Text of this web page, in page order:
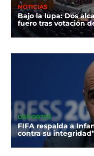
NOTICIAS
Bajo la lupa: Dos
fuero tras votación
DEPORTES
FIFA respalda a
contra su